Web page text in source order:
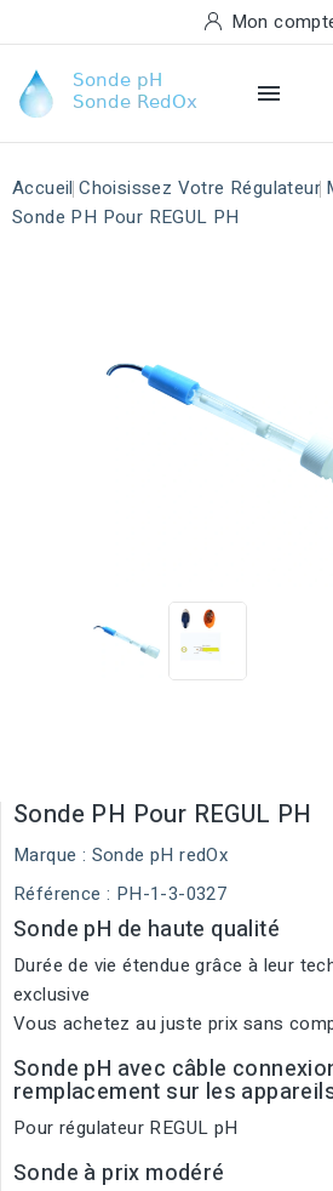
Mon

Accueil Choisissez Votre Régulateur
Sonde PH Pour REGUL PH
Sonde PH Pour REGUL PH
Marque : Sonde pH redOx
Référence : PH-1-3-0327
Sonde pH de haute qualité
Durée de vie étendue grâce à leur
exclusive
Vous achetez au juste prix sans
Sonde pH avec câble
remplacement sur les
Pour régulateur REGUL pH
Sonde à prix modéré